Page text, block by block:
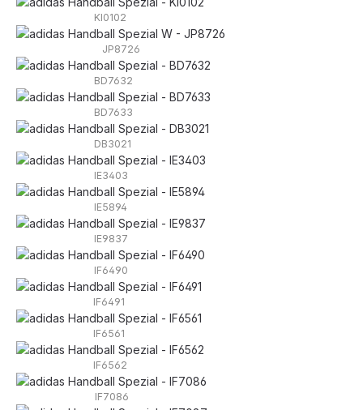
KI0102
JP8726
BD7632
BD7633
DB3021
IE3403
IE5894
IE9837
IF6490
IF6491
IF6561
IF6562
IF7086